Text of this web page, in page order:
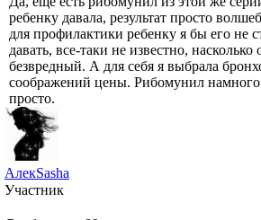
ребенку давала, результат просто
для профилактики ребенку я бы его не
давать, все-таки не известно, насколько
безвредный. А для себя я выбрала
соображений цены. Рибомунил
просто.
АлекSasha
Участник